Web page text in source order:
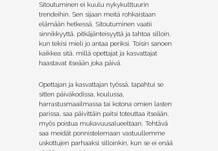
Sitoutuminen ei kuulu nykykulttuurin
trendeihin. Sen sijaan meitä rohkaistaan
elämään hetkessä. Sitoutuminen vaatii
sinnikkyyttä, pitkäjänteisyyttä ja tahtoa silloin,
kun tekisi mieli jo antaa periksi. Toisin sanoen
kaikkea sitä, millä opettajat ja kasvattajat
haastavat itseään joka päivä.
Opettajan ja kasvattajan työssä, tapahtui se
sitten päiväkodissa, koulussa,
harrastusmaailmassa tai kotona omien lasten
parissa, saa päivittäin paitsi toteuttaa itseään,
myös poistua mukavuusalueeltaan. Tehtävä
saa meidät ponnistelemaan vastuullemme
uskottujen parhaaksi silloinkin, kun se ei enää